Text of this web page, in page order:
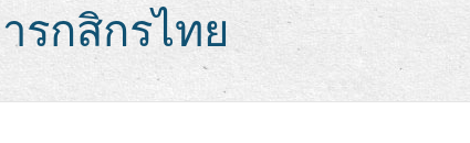
รกสิกรไทย